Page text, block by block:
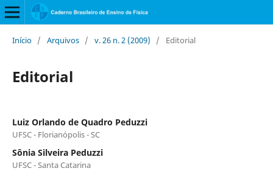
Início / Arquivos / v. 26 n. 2 (2009) / Editorial
Editorial
Luiz Orlando de Quadro Peduzzi
UFSC - Florianópolis - SC
Sônia Silveira Peduzzi
UFSC - Santa Catarina